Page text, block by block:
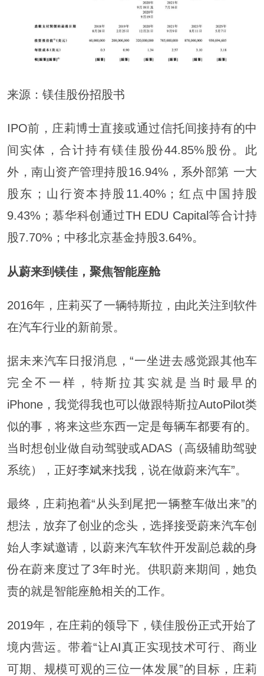
来源：镁佳股份招股书
IPO前，庄莉博士直接或通过信托间接持有的中
间实体，合计持有镁佳股份44.85%股份。此
外，南山资产管理持股16.94%，系外部第 一大
股东；山行资本持股11.40%；红点中国持股
9.43%；慕华科创通过TH EDU Capital等合计持
股7.70%；中移北京基金持股3.64%。
从蔚来到镁佳，聚焦智能座舱
2016年，庄莉买了一辆特斯拉，由此关注到软件
在汽车行业的新前景。
据未来汽车日报消息，“一坐进去感觉跟其他车
完全不一样，特斯拉其实就是当时最早的
iPhone，我觉得我也可以做跟特斯拉AutoPilot类
似的事，将来这些东西一定是每辆车都要有的。
当时想创业做自动驾驶或ADAS（高级辅助驾驶
系统），正好李斌来找我，说在做蔚来汽车”。
最终，庄莉抱着“从头到尾把一辆整车做出来”的
想法，放弃了创业的念头，选择接受蔚来汽车创
始人李斌邀请，以蔚来汽车软件开发副总裁的身
份在蔚来度过了3年时光。供职蔚来期间，她负
责的就是智能座舱相关的工作。
2019年，在庄莉的领导下，镁佳股份正式开始了
境内营运。带着“让AI真正实现技术可行、商业
可期、规模可观的三位一体发展”的目标，庄莉